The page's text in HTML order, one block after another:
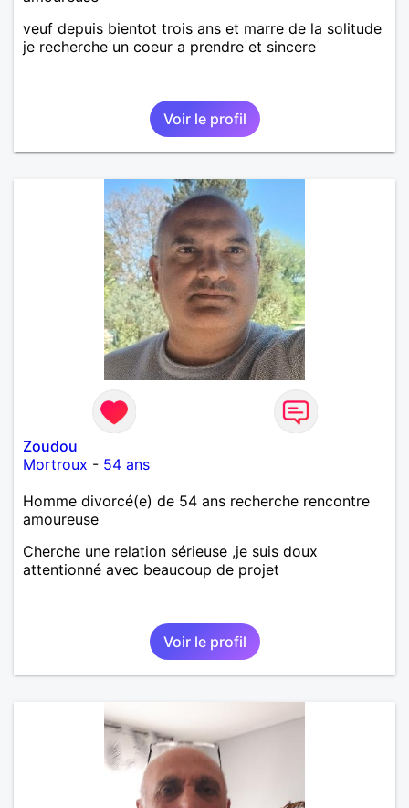
veuf depuis bientot trois ans et marre de la solitude
je recherche un coeur a prendre et sincere
Voir le profil
Zoudou
Mortroux - 54 ans
Homme divorcé(e) de 54 ans recherche rencontre
amoureuse
Cherche une relation sérieuse ,je suis doux
attentionné avec beaucoup de projet
Voir le profil